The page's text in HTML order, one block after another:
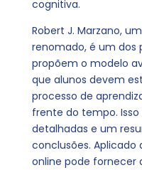
cognitiva.
Robert J. Marzano,
renomado, é um dos
propõem o modelo
que alunos devem
processo de
frente do tempo.
detalhadas e um
conclusões. Aplicado
online pode fornecer